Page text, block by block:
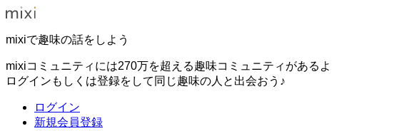
mixiで趣味の話をしよう
mixiコミュニティには270万を超える趣味コミュニティがあるよ
ログインもしくは登録をして同じ趣味の人と出会おう♪
ログイン
新規会員登録